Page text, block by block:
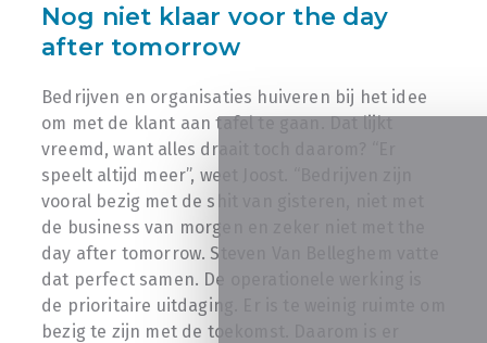
Nog niet klaar voor the day
after tomorrow
Bedrijven en organisaties huiveren bij het idee
om met de klant aan tafel te gaan. Dat lijkt
vreemd, want alles draait toch daarom? “Er
speelt altijd meer”, weet Joost. “Bedrijven zijn
vooral bezig met de shit van gisteren, niet met
de business van morgen en zeker niet met the
day after tomorrow. Steven Van Belleghem vatte
dat perfect samen. De operationele werking is
de prioritaire uitdaging. Er is te weinig ruimte om
bezig te zijn met de toekomst. Daarom is er